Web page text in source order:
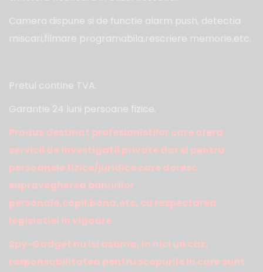
Camera dispune si de functie alarm push, detectia
miscari,filmare programabila,rescriere memorie,etc.
Pretul contine TVA.
Garantie 24 luni persoane fizice.
Produs destinat profesionistilor care ofera
servicii de investigatii private dar si pentru
persoanele fizice/juridice care doresc
supravegherea bunurilor
personale,copii,bona,etc, cu respectarea
legislatiei in vigoare.
Spy-Gadget nu isi asuma, in nici un caz,
responsabilitatea pentru scopurile in care sunt